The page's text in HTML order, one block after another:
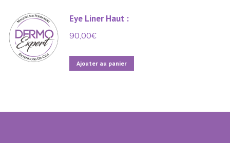
Eye Liner Haut :
90,00€
Ajouter au panier